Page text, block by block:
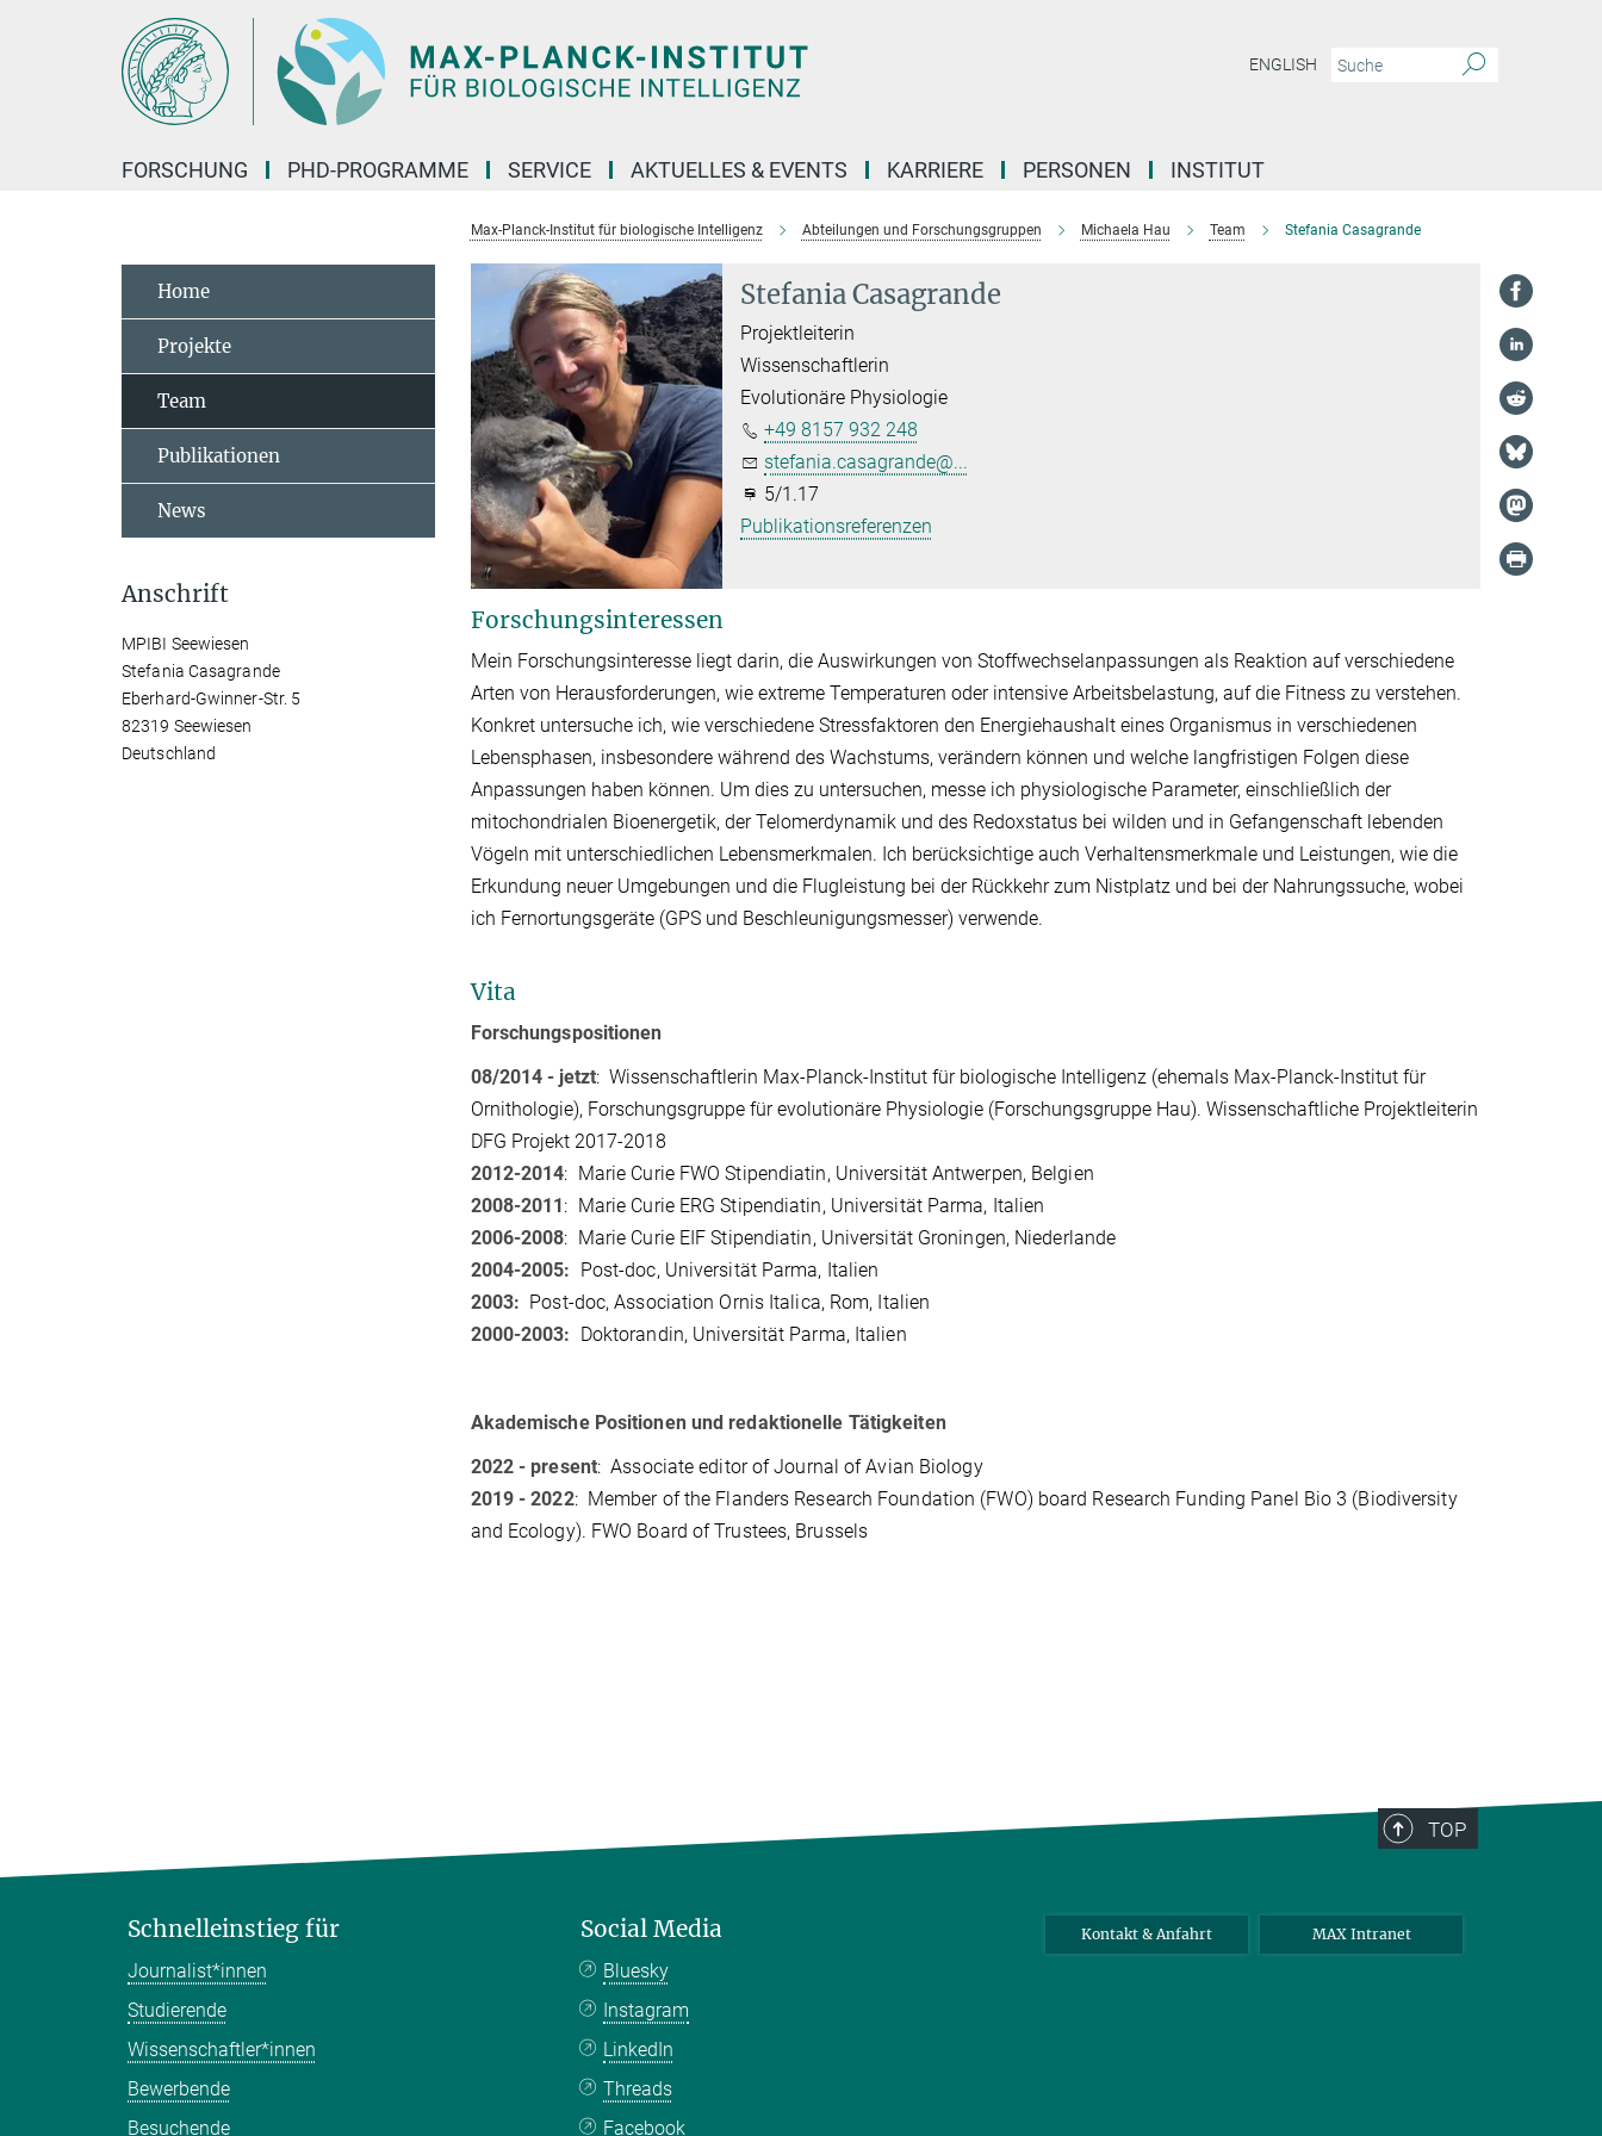
ENGLISH
FORSCHUNG PHD-PROGRAMME SERVICE AKTUELLES & EVENTS KARRIERE PERSONEN INSTITUT
Max-Planck-Institut für biologische Intelligenz Abteilungen und Forschungsgruppen Michaela Hau Team Stefania Casagrande
Stefania Casagrande
Projektleiterin
Wissenschaftlerin
Evolutionäre Physiologie
+49 8157 932 248
stefania.casagrande@...
5/1.17
Publikationsreferenzen
Forschungsinteressen
Mein Forschungsinteresse liegt darin, die Auswirkungen von Stoffwechselanpassungen als Reaktion auf verschiedene
Arten von Herausforderungen, wie extreme Temperaturen oder intensive Arbeitsbelastung, auf die Fitness zu verstehen.
Konkret untersuche ich, wie verschiedene Stressfaktoren den Energiehaushalt eines Organismus in verschiedenen
Lebensphasen, insbesondere während des Wachstums, verändern können und welche langfristigen Folgen diese
Anpassungen haben können. Um dies zu untersuchen, messe ich physiologische Parameter, einschließlich der
mitochondrialen Bioenergetik, der Telomerdynamik und des Redoxstatus bei wilden und in Gefangenschaft lebenden
Vögeln mit unterschiedlichen Lebensmerkmalen. Ich berücksichtige auch Verhaltensmerkmale und Leistungen, wie die
Erkundung neuer Umgebungen und die Flugleistung bei der Rückkehr zum Nistplatz und bei der Nahrungssuche, wobei
ich Fernortungsgeräte (GPS und Beschleunigungsmesser) verwende.
Vita
Forschungspositionen
08/2014 - jetzt: Wissenschaftlerin Max-Planck-Institut für biologische Intelligenz (ehemals Max-Planck-Institut für
Ornithologie), Forschungsgruppe für evolutionäre Physiologie (Forschungsgruppe Hau). Wissenschaftliche Projektleiterin
DFG Projekt 2017-2018
2012-2014: Marie Curie FWO Stipendiatin, Universität Antwerpen, Belgien
2008-2011: Marie Curie ERG Stipendiatin, Universität Parma, Italien
2006-2008: Marie Curie EIF Stipendiatin, Universität Groningen, Niederlande
2004-2005: Post-doc, Universität Parma, Italien
2003: Post-doc, Association Ornis Italica, Rom, Italien
2000-2003: Doktorandin, Universität Parma, Italien
Akademische Positionen und redaktionelle Tätigkeiten
2022 - present: Associate editor of Journal of Avian Biology
2019 - 2022: Member of the Flanders Research Foundation (FWO) board Research Funding Panel Bio 3 (Biodiversity
and Ecology). FWO Board of Trustees, Brussels
Home
Projekte
Team
Publikationen
News
Anschrift
MPIBI Seewiesen
Stefania Casagrande
Eberhard-Gwinner-Str. 5
82319 Seewiesen
Deutschland
TOP
Schnelleinstieg für
Journalist*innen
Studierende
Wissenschaftler*innen
Bewerbende
Besuchende
Social Media
Bluesky
Instagram
LinkedIn
Threads
Facebook
Kontakt & Anfahrt MAX Intranet